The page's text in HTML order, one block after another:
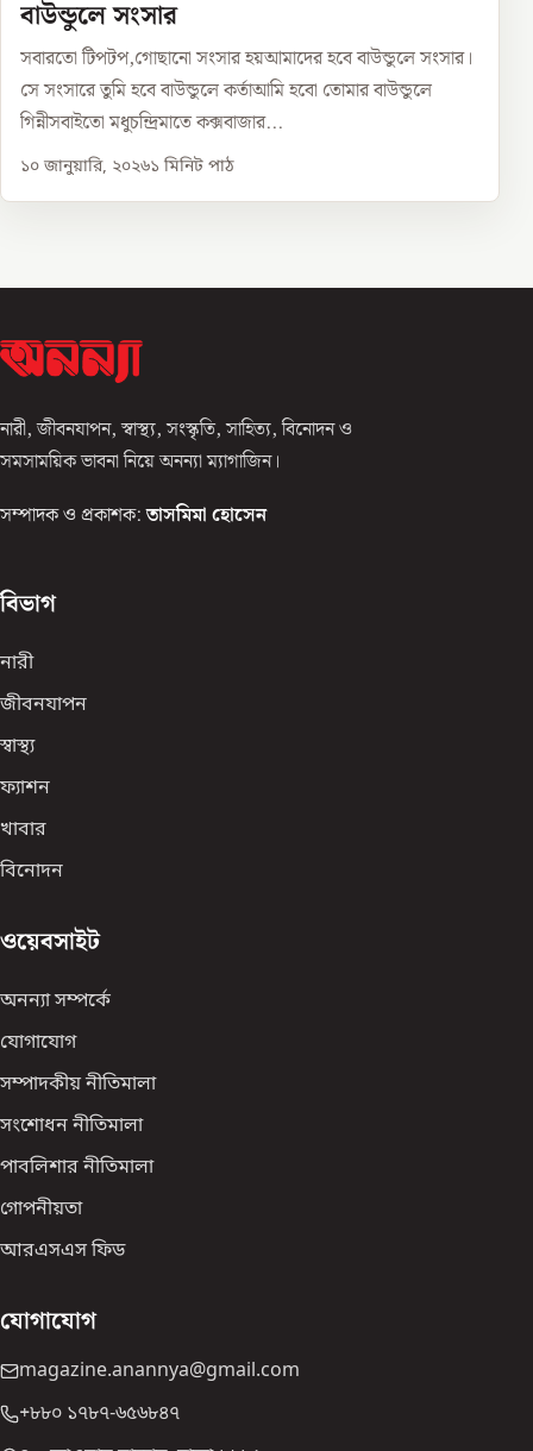
বাউন্ডুলে সংসার
সবারতো টিপটপ,গোছানো সংসার হয়আমাদের হবে বাউন্ডুলে সংসার।
সে সংসারে তুমি হবে বাউন্ডুলে কর্তাআমি হবো তোমার বাউন্ডুলে
গিন্নীসবাইতো মধুচন্দ্রিমাতে কক্সবাজার...
১০ জানুয়ারি, ২০২৬১ মিনিট পাঠ
নারী, জীবনযাপন, স্বাস্থ্য, সংস্কৃতি, সাহিত্য, বিনোদন ও
সমসাময়িক ভাবনা নিয়ে অনন্যা ম্যাগাজিন।
সম্পাদক ও প্রকাশক: তাসমিমা হোসেন
বিভাগ
নারী
জীবনযাপন
স্বাস্থ্য
ফ্যাশন
খাবার
বিনোদন
ওয়েবসাইট
অনন্যা সম্পর্কে
যোগাযোগ
সম্পাদকীয় নীতিমালা
সংশোধন নীতিমালা
পাবলিশার নীতিমালা
গোপনীয়তা
আরএসএস ফিড
যোগাযোগ
magazine.anannya@gmail.com
+৮৮০ ১৭৮৭-৬৫৬৮৪৭